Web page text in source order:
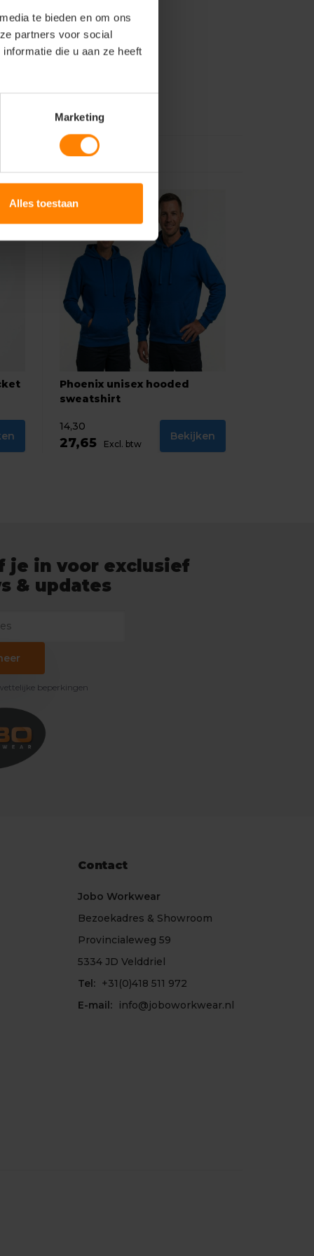
te bieden en om ons
partners voor social
die u aan ze heeft
Marketing
Alles toestaan
Phoenix unisex hooded
sweatshirt
14,30
27,65 Excl. btw
Bekijken
je in voor exclusief
& updates
beperkingen
Contact
Jobo Workwear
Bezoekadres & Showroom
Provincialeweg 59
5334 JD Velddriel
Tel: +31(0)418 511 972
E-mail:
info@joboworkwear.nl